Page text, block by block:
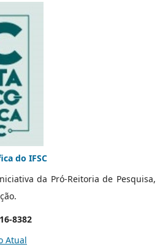
do IFSC
da Pró-Reitoria de Pesquisa,
8382
Atual